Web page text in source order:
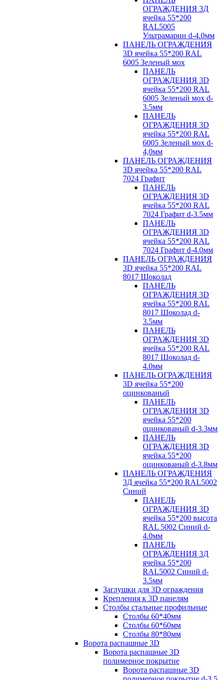
ОГРАЖДЕНИЯ 3Д
ячейка 55*200
RAL5005
Ультрамарин d-4.0мм
ПАНЕЛЬ ОГРАЖДЕНИЯ
3D ячейка 55*200 RAL
6005 Зеленый мох
ПАНЕЛЬ
ОГРАЖДЕНИЯ 3D
ячейка 55*200 RAL
6005 Зеленый мох d-
3.5мм
ПАНЕЛЬ
ОГРАЖДЕНИЯ 3D
ячейка 55*200 RAL
6005 Зеленый мох d-
4,0мм
ПАНЕЛЬ ОГРАЖДЕНИЯ
3D ячейка 55*200 RAL
7024 Графит
ПАНЕЛЬ
ОГРАЖДЕНИЯ 3D
ячейка 55*200 RAL
7024 Графит d-3.5мм
ПАНЕЛЬ
ОГРАЖДЕНИЯ 3D
ячейка 55*200 RAL
7024 Графит d-4.0мм
ПАНЕЛЬ ОГРАЖДЕНИЯ
3D ячейка 55*200 RAL
8017 Шоколад
ПАНЕЛЬ
ОГРАЖДЕНИЯ 3D
ячейка 55*200 RAL
8017 Шоколад d-
3.5мм
ПАНЕЛЬ
ОГРАЖДЕНИЯ 3D
ячейка 55*200 RAL
8017 Шоколад d-
4.0мм
ПАНЕЛЬ ОГРАЖДЕНИЯ
3D ячейка 55*200
оцинкованый
ПАНЕЛЬ
ОГРАЖДЕНИЯ 3D
ячейка 55*200
оцинкованый d-3.3мм
ПАНЕЛЬ
ОГРАЖДЕНИЯ 3D
ячейка 55*200
оцинкованый d-3.8мм
ПАНЕЛЬ ОГРАЖДЕНИЯ
3Д ячейка 55*200 RAL5002
Синий
ПАНЕЛЬ
ОГРАЖДЕНИЯ 3D
ячейка 55*200 высота
RAL 5002 Синий d-
4.0мм
ПАНЕЛЬ
ОГРАЖДЕНИЯ 3Д
ячейка 55*200
RAL5002 Синий d-
3.5мм
Заглушки для 3D ограждения
Крепления к 3D панелям
Столбы стальные профильные
Столбы 60*40мм
Столбы 60*60мм
Столбы 80*80мм
Ворота распашные 3D
Ворота распашные 3D
полимерное покрытие
Ворота распашные 3D